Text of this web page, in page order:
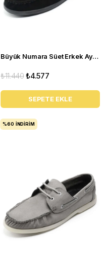
Büyük Numara Süet Erkek Ayakkabısı Utkan001 Siyah Süet
₺4.577
₺11.440
SEPETE EKLE
%60 İNDIRIM